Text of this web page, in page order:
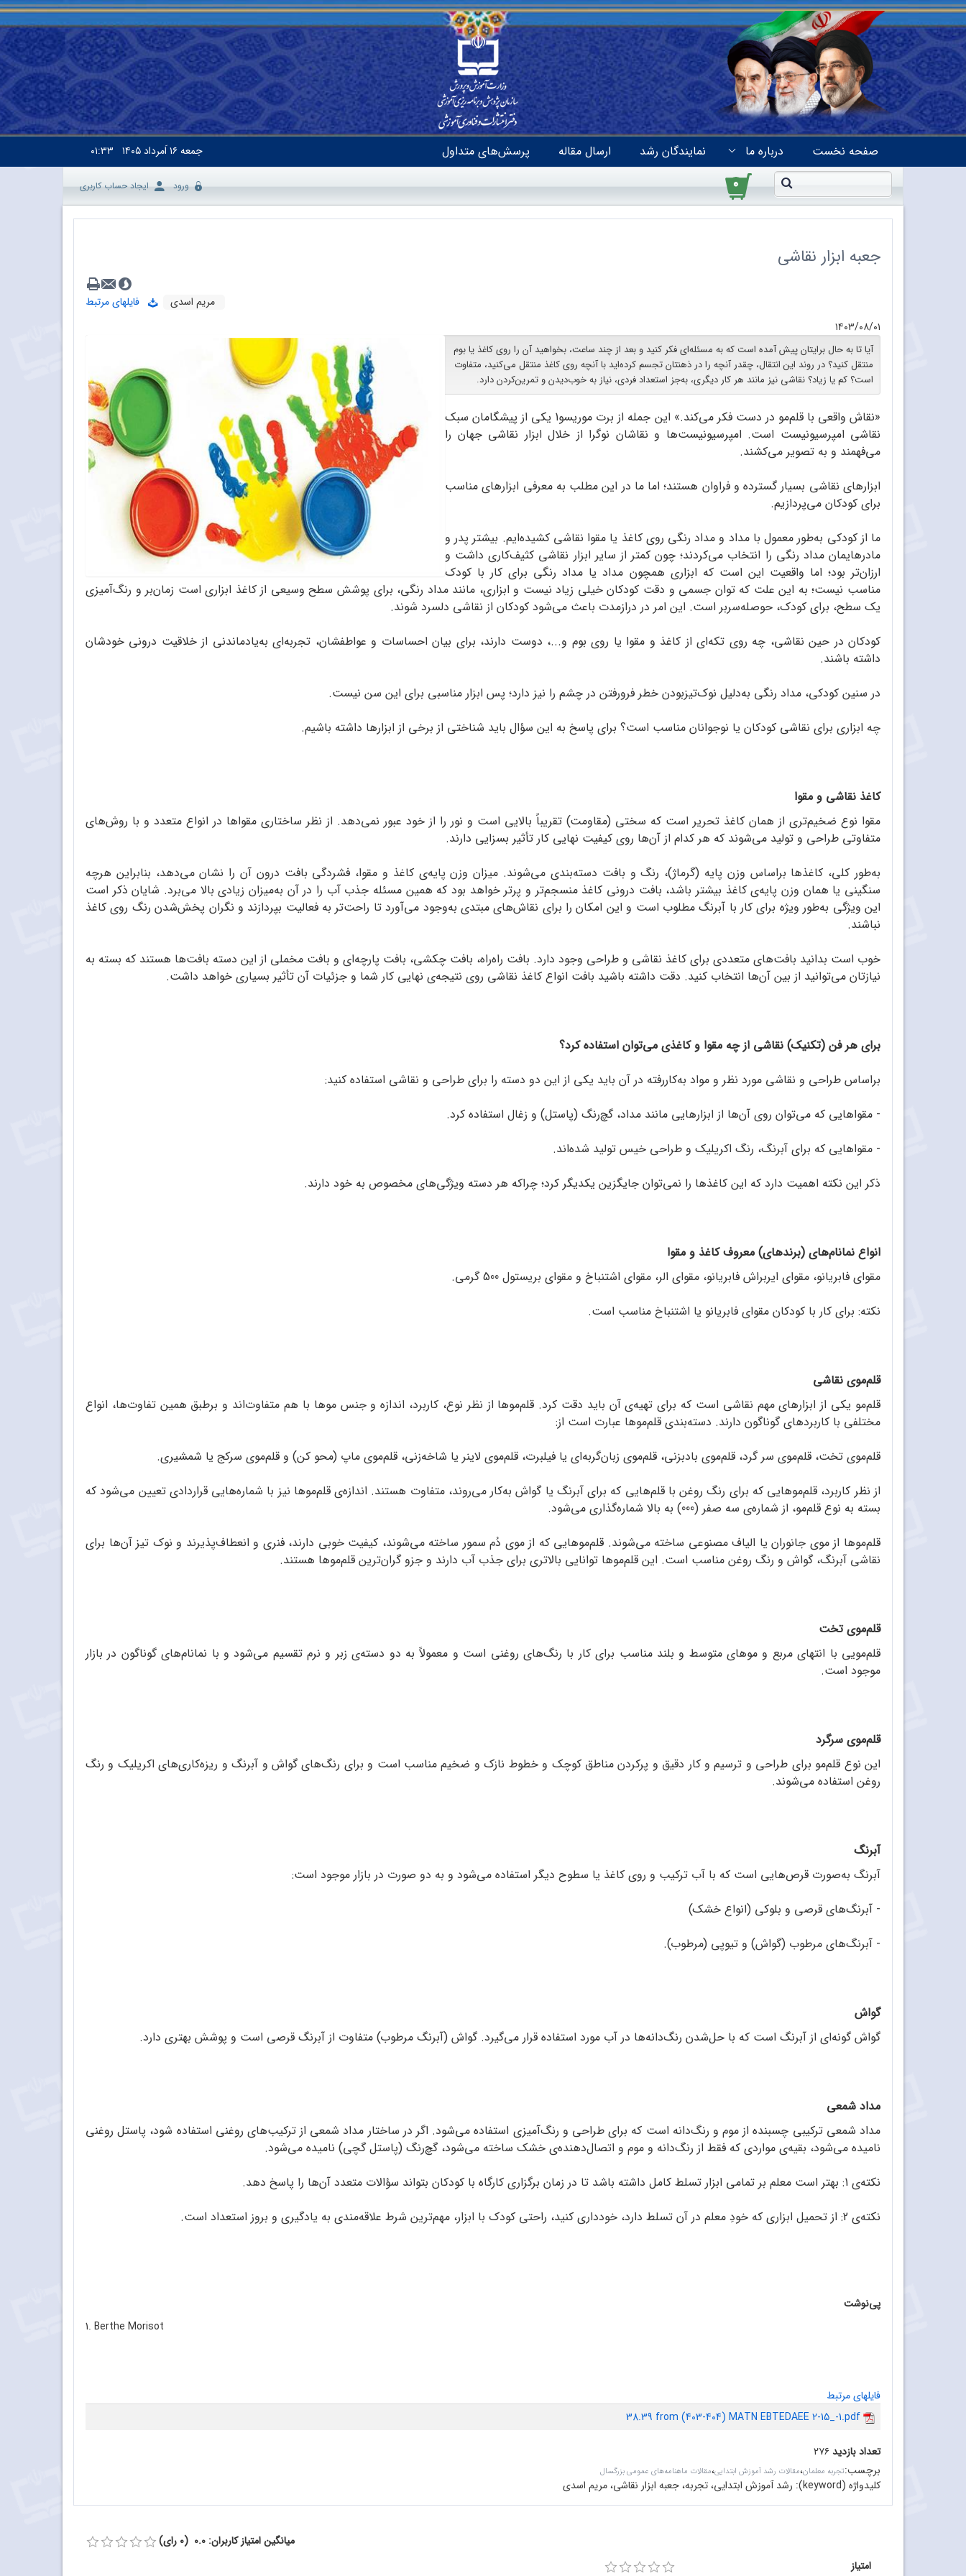
صفحه نخست درباره ما نمایندگان رشد ارسال مقاله پرسش‌های متداول جمعه۱۶ اَمرداد ۱۴۰۵ ۰۱:۳۳
۰ ورود ایجاد حساب کاربری
جعبه ابزار نقاشی
مریم اسدی
فایلهای مرتبط
۱۴۰۳/۰۸/۰۱
آیا تا به حال برایتان پیش آمده است که به مسئله‌ای فکر کنید و بعد از چند ساعت، بخواهید آن را روی کاغذ یا بوم
منتقل کنید؟ در روند این انتقال، چقدر آنچه را در ذهنتان تجسم کرده‌اید با آنچه روی کاغذ منتقل می‌کنید، متفاوت
است؟ کم یا زیاد؟ نقاشی نیز مانند هر کار دیگری، به‌جز استعداد فردی، نیاز به خوب‌دیدن و تمرین‌کردن دارد.
«نقاش واقعی با قلم‌مو در دست فکر می‌کند.» این جمله از برت موریسو1 یکی از پیشگامان سبک
نقاشی امپرسیونیست است. امپرسیونیست‌ها و نقاشان نوگرا از خلال ابزار نقاشی جهان را
می‌فهمند و به تصویر می‌کشند.
ابزارهای نقاشی بسیار گسترده و فراوان هستند؛ اما ما در این مطلب به معرفی ابزارهای مناسب
برای کودکان می‌پردازیم.
ما از کودکی به‌طور معمول با مداد و مداد رنگی روی کاغذ یا مقوا نقاشی کشیده‌ایم. بیشتر پدر و
مادرهایمان مداد رنگی را انتخاب می‌کردند؛ چون کمتر از سایر ابزار نقاشی کثیف‌کاری داشت و
ارزان‌تر بود؛ اما واقعیت این است که ابزاری همچون مداد یا مداد رنگی برای کار با کودک
مناسب نیست؛ به این علت که توان جسمی و دقت کودکان خیلی زیاد نیست و ابزاری، مانند مداد رنگی، برای پوشش سطح وسیعی از کاغذ ابزاری است زمان‌بر و رنگ‌آمیزی
یک سطح، برای کودک، حوصله‌سر‌بر است. این امر در درازمدت باعث می‌شود کودکان از نقاشی دلسرد شوند.
کودکان در حین نقاشی، چه روی تکه‌ای از کاغذ و مقوا یا روی بوم و...، دوست دارند، برای بیان احساسات و عواطفشان، تجربه‌ای به‌یادماندنی از خلاقیت درونی خودشان
داشته باشند.
در سنین کودکی، مداد رنگی به‌دلیل نوک‌تیزبودن خطر فرورفتن در چشم را نیز دارد؛ پس ابزار مناسبی برای این سن نیست.
چه ابزاری برای نقاشی کودکان یا نوجوانان مناسب است؟ برای پاسخ به این سؤال باید شناختی از برخی از ابزارها داشته باشیم.
کاغذ نقاشی و مقوا
مقوا نوع ضخیم‌‌تری از همان کاغذ تحریر است که سختی (مقاومت) تقریباً بالایی است و نور را از خود عبور نمی‌دهد. از نظر ساختاری مقواها در انواع متعدد و با روش‌های
متفاوتی طراحی و تولید می‌‌شوند که هر کدام از آن‌‌ها روی کیفیت نهایی کار تأثیر بسزایی دارند.
به‌طور کلی، کاغذها براساس وزن پایه (گرماژ)، رنگ و بافت دسته‌بندی می‌شوند. میزان وزن پایه‌ی کاغذ و مقوا، فشردگی بافت درون آن را نشان می‌‌دهد، بنابراین هرچه
سنگینی یا همان وزن پایه‌ی کاغذ بیشتر باشد، بافت درونی کاغذ منسجم‌‌تر و پرتر خواهد بود که همین مسئله جذب آب را در آن به‌میزان زیادی بالا می‌‌برد. شایان ذکر است
این ویژگی به‌طور ویژه برای کار با آبرنگ مطلوب است و این امکان را برای نقاش‌‌های مبتدی به‌وجود می‌‌آورد تا راحت‌‌تر به فعالیت ‌بپردازند و نگران پخش‌شدن رنگ روی کاغذ
نباشند.
خوب است بدانید بافت‌‌های متعددی برای کاغذ نقاشی و طراحی وجود دارد. بافت راه‌راه، بافت چکشی، بافت پارچه‌ای و بافت مخملی از این دسته بافت‌‌ها هستند که بسته به
نیازتان می‌توانید از بین آن‌‌ها انتخاب کنید. دقت داشته باشید بافت انواع کاغذ نقاشی روی نتیجه‌ی نهایی کار شما و جزئیات آن تأثیر بسیاری خواهد داشت.
برای هر فن (تکنیک) نقاشی از چه مقوا و کاغذی می‌‌توان استفاده کرد؟
براساس طراحی و نقاشی مورد نظر و مواد به‌کاررفته در آن باید یکی از این دو دسته را برای طراحی و نقاشی استفاده کنید:
- مقواهایی که می‌توان روی آن‌‌ها از ابزارهایی مانند مداد، گچ‌رنگ (پاستل) و زغال استفاده کرد.
- مقواهایی که برای آبرنگ، رنگ اکریلیک و طراحی خیس تولید شده‌اند.
ذکر این نکته اهمیت دارد که این کاغذها را نمی‌‌توان جایگزین یکدیگر کرد؛ چراکه هر دسته ویژگی‌‌های مخصوص به خود دارند.
انواع نمانام‌های (برندهای) معروف کاغذ و مقوا
مقوای فابریانو، مقوای ایربراش فابریانو، مقوای الر، مقوای اشتنباخ و مقوای بریستول 500 گرمی.
نکته: برای کار با کودکان مقوای فابریانو یا اشتنباخ مناسب است.
قلم‌موی نقاشی
قلم‌‌‌مو یکی از ابزارهای مهم نقاشی است که برای تهیه‌ی آن باید دقت کرد. قلم‌موها از نظر نوع، کاربرد، اندازه و جنس موها با هم متفاوت‌اند و برطبق همین تفاوت‌ها، انواع
مختلفی با کاربردهای گوناگون دارند. دسته‌بندی قلم‌موها عبارت است از:
قلم‌‌‌موی تخت، قلم‌‌‌موی سر گرد، قلم‌‌‌موی بادبزنی، قلم‌‌‌موی زبان‌گربه‌ای یا فیلبرت، قلم‌‌‌موی لاینر یا شاخه‌زنی، قلم‌‌‌موی ماپ (محو کن) و قلم‌‌‌موی سرکج یا شمشیری.
از نظر کاربرد، قلم‌موهایی که برای رنگ روغن با قلم‌هایی که برای آبرنگ یا گواش به‌کار می‌روند، متفاوت هستند. اندازه‌ی قلم‌موها نیز با شماره‌هایی قراردادی تعیین می‌شود که
بسته به نوع قلم‌‌‌مو، از شماره‌ی سه صفر (000) به بالا شماره‌گذاری می‌شود.
قلم‌موها از موی جانوران یا الیاف مصنوعی ساخته می‌شوند. قلم‌موهایی که از موی دُم سمور ساخته می‌شوند، کیفیت خوبی دارند، فنری و انعطاف‌پذیرند و نوک تیز آن‌ها برای
نقاشی آبرنگ، گواش و رنگ روغن مناسب است. این قلم‌موها توانایی بالاتری برای جذب آب دارند و جزو گران‌ترین قلم‌‌‌موها هستند.
قلم‌‌‌موی تخت
قلم‌‌‌مویی با انتهای مربع و موهای متوسط و بلند مناسب برای کار با رنگ‌های روغنی است و معمولاً به دو دسته‌ی زبر و نرم تقسیم می‌شود و با نمانام‌های گوناگون در بازار
موجود است.
قلم‌‌‌موی سرگرد
این نوع قلم‌مو برای طراحی و ترسیم و کار دقیق و پرکردن مناطق کوچک و خطوط نازک و ضخیم مناسب است و برای رنگ‌های گواش و آبرنگ و ریزه‌کاری‌های اکریلیک و رنگ
روغن استفاده می‌شوند.
آبرنگ
آبرنگ به‌صورت قرص‌هایی است که با آب ترکیب و روی کاغذ یا سطوح دیگر استفاده می‌شود و به دو صورت در بازار موجود است:
- آبرنگ‌های قرصی و بلوکی (انواع خشک)
- آبرنگ‌های مرطوب (گواش) و تیوپی (مرطوب).
گواش
گواش گونه‌ای از آبرنگ است که با حل‌شدن رنگ‌دانه‌ها در آب مورد استفاده قرار می‌گیرد. گواش (آبرنگ مرطوب) متفاوت از آبرنگ قرصی است و پوشش بهتری دارد.
مداد شمعی
مداد شمعی ترکیبی چسبنده از موم و رنگ‌دانه است که برای طراحی و رنگ‌آمیزی استفاده می‌شود. اگر در ساختار مداد شمعی از ترکیب‌های روغنی استفاده شود، پاستل روغنی
نامیده می‌شود، بقیه‌ی مواردی که فقط از رنگ‌دانه و موم و اتصال‌دهنده‌ی خشک ساخته می‌شود، گچ‌رنگ (پاستل گچی) نامیده می‌شود.
نکته‌ی 1: بهتر است معلم بر تمامی ابزار تسلط کامل داشته باشد تا در زمان برگزاری کارگاه با کودکان بتواند سؤالات متعدد آ‌ن‌ها را پاسخ دهد.
نکته‌ی 2: از تحمیل ابزاری که خودِ معلم در آن تسلط دارد، خودداری کنید، راحتی کودک با ابزار، مهم‌ترین شرط علاقه‌مندی به یادگیری و بروز استعداد است.
پی‌نوشت
1. Berthe Morisot
فایلهای مرتبط
38.39 from (403-404) MATN EBTEDAEE 2-15_-1.pdf
تعداد بازدید۲۷۶
برچسب:تجربه معلمان،مقالات رشد آموزش ابتدایی،مقالات ماهنامه‌های عمومی بزرگسال
کلیدواژه (keyword): رشد آموزش ابتدایی، تجربه، جعبه ابزار نقاشی، مریم اسدی
میانگین امتیاز کاربران: 0.0 (0 رای)
امتیاز